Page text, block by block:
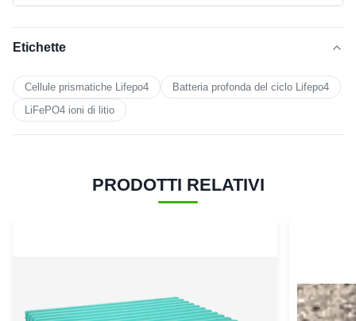
Etichette
Cellule prismatiche Lifepo4
Batteria profonda del ciclo Lifepo4
LiFePO4 ioni di litio
PRODOTTI RELATIVI